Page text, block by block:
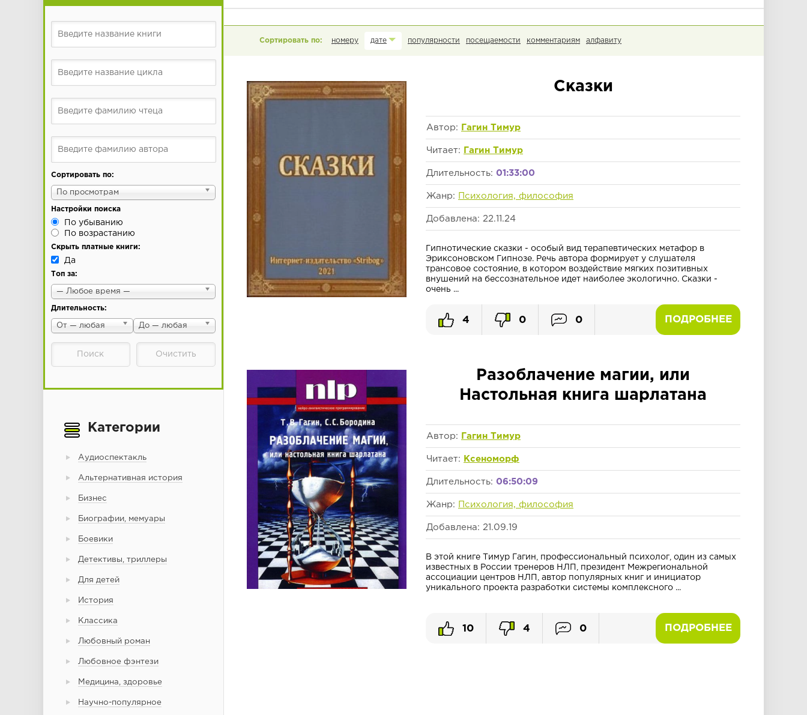
Сортировать по:
По просмотрам
Настройки поиска
По убыванию
По возрастанию
Скрыть платные книги:
Да
Топ за:
— Любое время —
Длительность:
От — любая До — любая
Категории
Аудиоспектакль
Альтернативная история
Бизнес
Биографии, мемуары
Боевики
Детективы, триллеры
Для детей
История
Классика
Любовный роман
Любовное фэнтези
Медицина, здоровье
Научно-популярное
номеру дате популярности посещаемости комментариям алфавиту
Сказки
Автор: Гагин Тимур
Читает: Гагин Тимур
Длительность: 01:33:00
Жанр: Психология, философия
Добавлена: 22.11.24
Гипнотические сказки - особый вид терапевтических метафор в
Эриксоновском Гипнозе. Речь автора формирует у слушателя
трансовое состояние, в котором воздействие мягких позитивных
внушений на бессознательное идет наиболее экологично. Сказки -
очень ...
ПОДРОБНЕЕ
4 0 0
Разоблачение магии, или
Настольная книга шарлатана
Автор: Гагин Тимур
Читает: Ксеноморф
Длительность: 06:50:09
Жанр: Психология, философия
Добавлена: 21.09.19
В этой книге Тимур Гагин, профессиональный психолог, один из самых
известных в России тренеров НЛП, президент Межрегиональной
ассоциации центров НЛП, автор популярных книг и инициатор
уникального проекта разработки системы комплексного ...
ПОДРОБНЕЕ
10 4 0